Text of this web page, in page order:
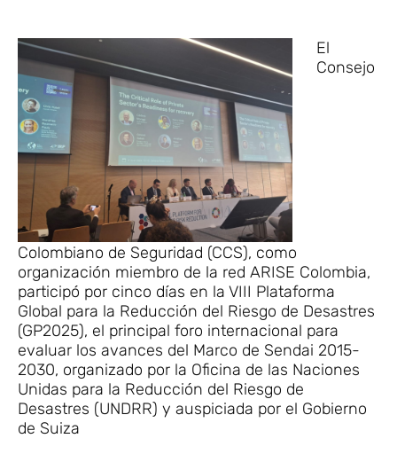
El
Consejo
Colombiano de Seguridad (CCS), como
organización miembro de la red ARISE Colombia,
participó por cinco días en la VIII Plataforma
Global para la Reducción del Riesgo de Desastres
(GP2025), el principal foro internacional para
evaluar los avances del Marco de Sendai 2015-
2030, organizado por la Oficina de las Naciones
Unidas para la Reducción del Riesgo de
Desastres (UNDRR) y auspiciada por el Gobierno
de Suiza